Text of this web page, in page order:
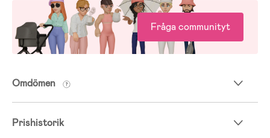
Fråga communityt
Omdömen
Prishistorik